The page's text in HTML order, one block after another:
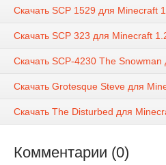
Скачать SCP 1529 для Minecraft
Скачать SCP 323 для Minecraft
Скачать SCP-4230 The
Скачать Grotesque Steve для
Скачать The Disturbed для
Комментарии (0)